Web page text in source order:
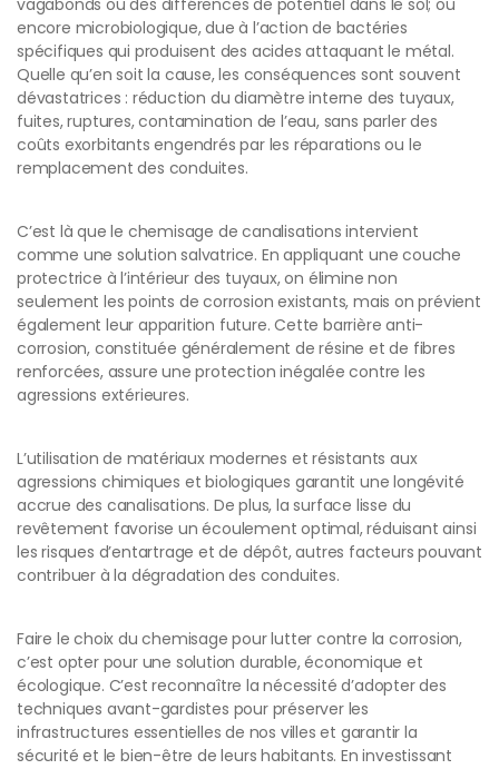
vagabonds ou des différences de potentiel dans le sol; ou
encore microbiologique, due à l’action de bactéries
spécifiques qui produisent des acides attaquant le métal.
Quelle qu’en soit la cause, les conséquences sont souvent
dévastatrices : réduction du diamètre interne des tuyaux,
fuites, ruptures, contamination de l’eau, sans parler des
coûts exorbitants engendrés par les réparations ou le
remplacement des conduites.
C’est là que le chemisage de canalisations intervient
comme une solution salvatrice. En appliquant une couche
protectrice à l’intérieur des tuyaux, on élimine non
seulement les points de corrosion existants, mais on prévient
également leur apparition future. Cette barrière anti-
corrosion, constituée généralement de résine et de fibres
renforcées, assure une protection inégalée contre les
agressions extérieures.
L’utilisation de matériaux modernes et résistants aux
agressions chimiques et biologiques garantit une longévité
accrue des canalisations. De plus, la surface lisse du
revêtement favorise un écoulement optimal, réduisant ainsi
les risques d’entartrage et de dépôt, autres facteurs pouvant
contribuer à la dégradation des conduites.
Faire le choix du chemisage pour lutter contre la corrosion,
c’est opter pour une solution durable, économique et
écologique. C’est reconnaître la nécessité d’adopter des
techniques avant-gardistes pour préserver les
infrastructures essentielles de nos villes et garantir la
sécurité et le bien-être de leurs habitants. En investissant